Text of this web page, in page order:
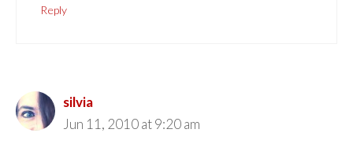
Reply
silvia
Jun 11, 2010 at 9:20 am